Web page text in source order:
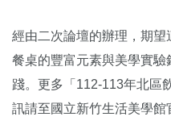
經由二次論壇的辦理，期望
餐桌的豐富元素與美學實
踐。更多「112-113年北區
訊請至國立新竹生活美學館